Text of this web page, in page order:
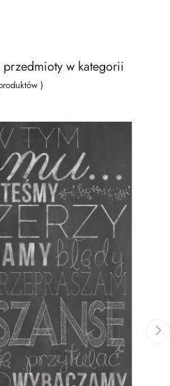
w kategorii
)